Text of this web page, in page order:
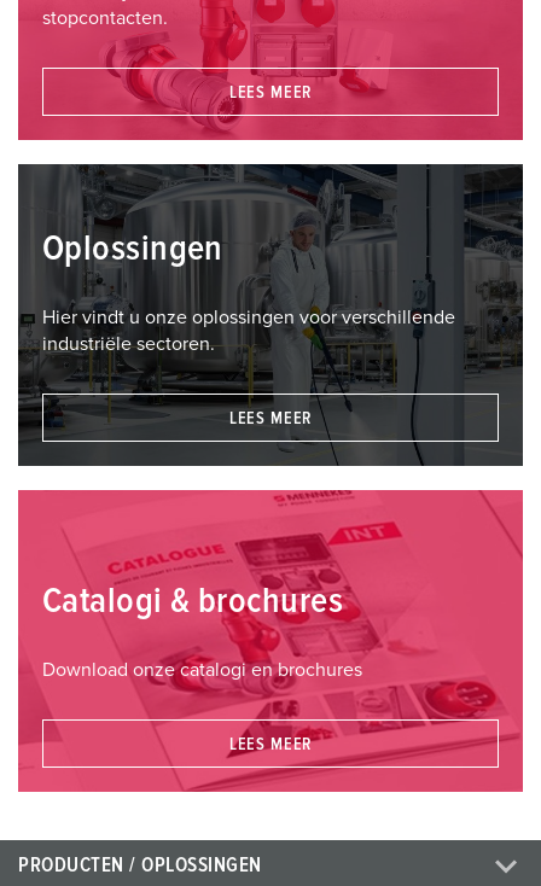
stopcontacten.
LEES MEER
Oplossingen
Hier vindt u onze oplossingen voor verschillende
industriële sectoren.
LEES MEER
Catalogi & brochures
Download onze catalogi en brochures
LEES MEER
PRODUCTEN / OPLOSSINGEN